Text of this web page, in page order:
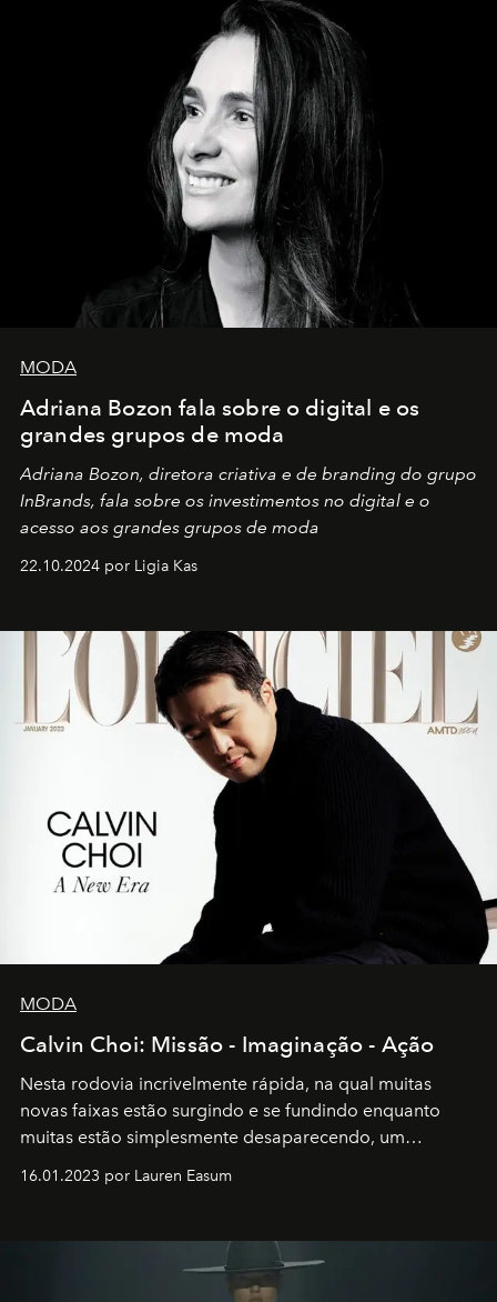
MODA
Adriana Bozon fala sobre o digital e os
grandes grupos de moda
Adriana Bozon, diretora criativa e de branding do grupo
InBrands, fala sobre os investimentos no digital e o
acesso aos grandes grupos de moda
22.10.2024 por Ligia Kas
MODA
Calvin Choi: Missão - Imaginação - Ação
Nesta rodovia incrivelmente rápida, na qual muitas
novas faixas estão surgindo e se fundindo enquanto
muitas estão simplesmente desaparecendo, um
transportador AMTD abrindo caminho para muitos
por propósitos, com um claro senso de missão na vida e
16.01.2023 por Lauren Easum